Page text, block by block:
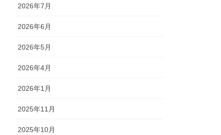
2026年7月
2026年6月
2026年5月
2026年4月
2026年1月
2025年11月
2025年10月